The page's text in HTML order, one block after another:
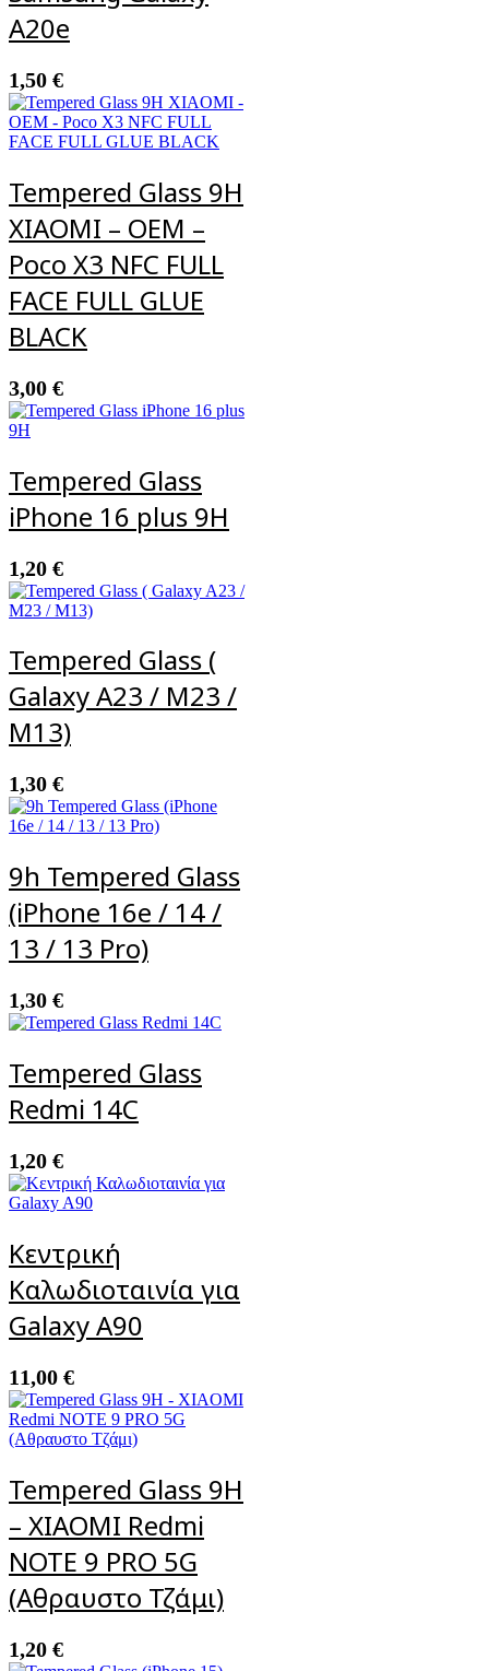
A20e
1,50 €
Tempered Glass 9H
XIAOMI – OEM –
Poco X3 NFC FULL
FACE FULL GLUE
BLACK
3,00 €
Tempered Glass
iPhone 16 plus 9H
1,20 €
Tempered Glass (
Galaxy A23 / M23 /
M13)
1,30 €
9h Tempered Glass
(iPhone 16e / 14 /
13 / 13 Pro)
1,30 €
Tempered Glass
Redmi 14C
1,20 €
Κεντρική
Καλωδιοταινία για
Galaxy A90
11,00 €
Tempered Glass 9H
– XIAOMI Redmi
NOTE 9 PRO 5G
(Αθραυστο Τζάμι)
1,20 €